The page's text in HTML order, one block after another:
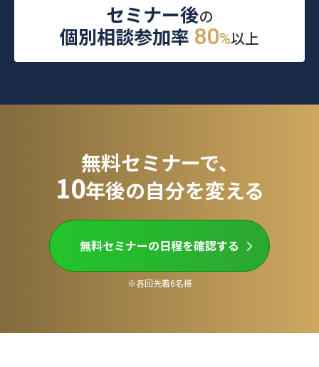
セミナー後の
個別相談参加率 80%以上
無料セミナーで、
10年後の自分を変える
無料セミナーの日程を確認する
※各回先着6名様